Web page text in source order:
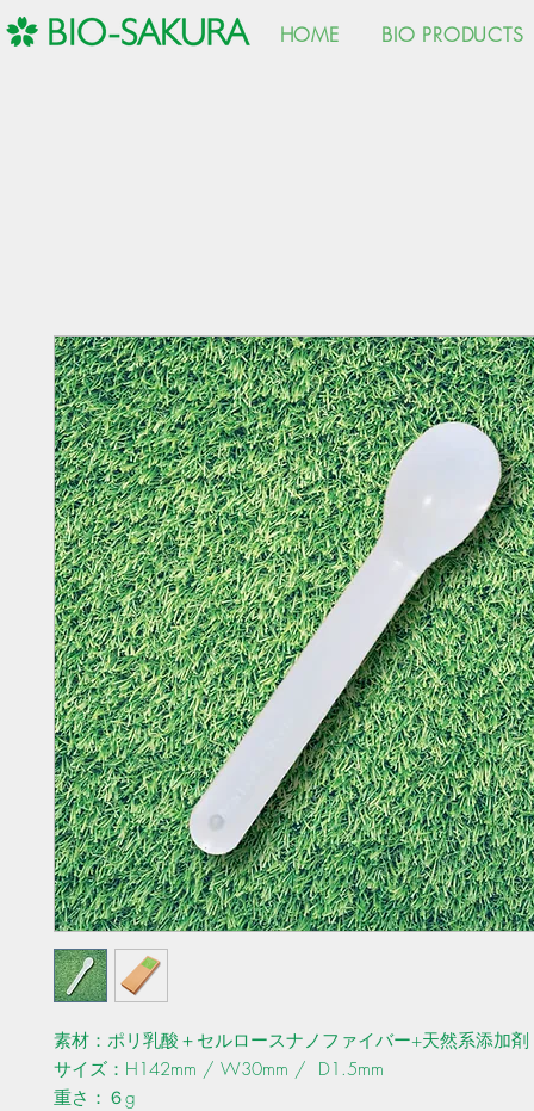
素材：ポリ乳酸＋セルロースナノファイバー+天然系添加剤
サイズ：H142mm / W30mm / D1.5mm
重さ：６g
HOME BIO PRODUCTS